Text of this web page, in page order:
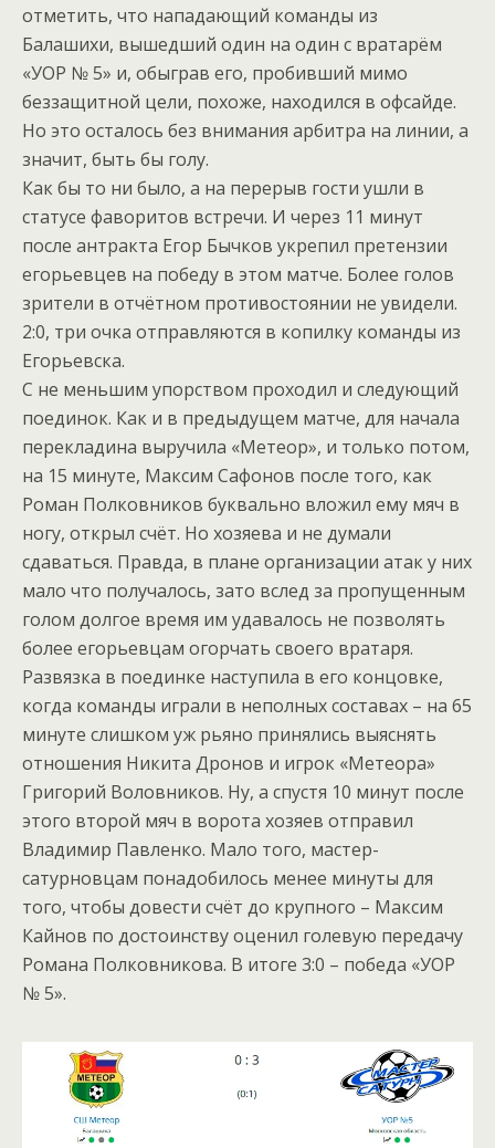
отметить, что нападающий команды из
Балашихи, вышедший один на один с вратарём
«УОР № 5» и, обыграв его, пробивший мимо
беззащитной цели, похоже, находился в офсайде.
Но это осталось без внимания арбитра на линии, а
значит, быть бы голу.
Как бы то ни было, а на перерыв гости ушли в
статусе фаворитов встречи. И через 11 минут
после антракта Егор Бычков укрепил претензии
егорьевцев на победу в этом матче. Более голов
зрители в отчётном противостоянии не увидели.
2:0, три очка отправляются в копилку команды из
Егорьевска.
С не меньшим упорством проходил и следующий
поединок. Как и в предыдущем матче, для начала
перекладина выручила «Метеор», и только потом,
на 15 минуте, Максим Сафонов после того, как
Роман Полковников буквально вложил ему мяч в
ногу, открыл счёт. Но хозяева и не думали
сдаваться. Правда, в плане организации атак у них
мало что получалось, зато вслед за пропущенным
голом долгое время им удавалось не позволять
более егорьевцам огорчать своего вратаря.
Развязка в поединке наступила в его концовке,
когда команды играли в неполных составах – на 65
минуте слишком уж рьяно принялись выяснять
отношения Никита Дронов и игрок «Метеора»
Григорий Воловников. Ну, а спустя 10 минут после
этого второй мяч в ворота хозяев отправил
Владимир Павленко. Мало того, мастер-
сатурновцам понадобилось менее минуты для
того, чтобы довести счёт до крупного – Максим
Кайнов по достоинству оценил голевую передачу
Романа Полковникова. В итоге 3:0 – победа «УОР
№ 5».